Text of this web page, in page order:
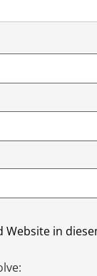
Website in